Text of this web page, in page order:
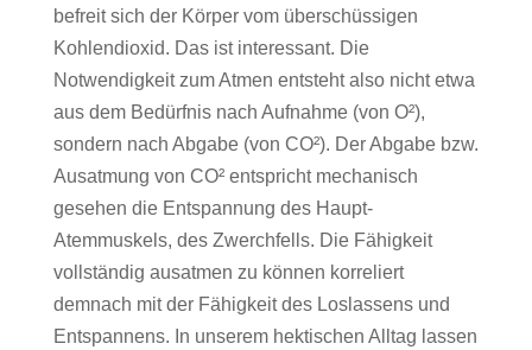
befreit sich der Körper vom überschüssigen
Kohlendioxid. Das ist interessant. Die
Notwendigkeit zum Atmen entsteht also nicht etwa
aus dem Bedürfnis nach Aufnahme (von O²),
sondern nach Abgabe (von CO²). Der Abgabe bzw.
Ausatmung von CO² entspricht mechanisch
gesehen die Entspannung des Haupt-
Atemmuskels, des Zwerchfells. Die Fähigkeit
vollständig ausatmen zu können korreliert
demnach mit der Fähigkeit des Loslassens und
Entspannens. In unserem hektischen Alltag lassen